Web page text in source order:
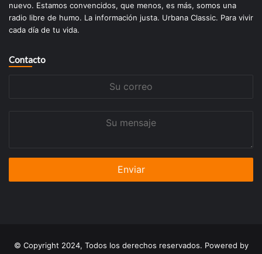
nuevo. Estamos convencidos, que menos, es más, somos una
radio libre de humo. La información justa. Urbana Classic. Para vivir
cada día de tu vida.
Contacto
© Copyright 2024, Todos los derechos reservados. Powered by